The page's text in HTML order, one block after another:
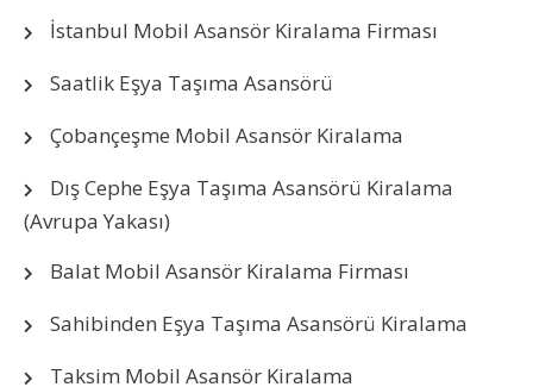
İstanbul Mobil Asansör Kiralama Firması
Saatlik Eşya Taşıma Asansörü
Çobançeşme Mobil Asansör Kiralama
Dış Cephe Eşya Taşıma Asansörü Kiralama
(Avrupa Yakası)
Balat Mobil Asansör Kiralama Firması
Sahibinden Eşya Taşıma Asansörü Kiralama
Taksim Mobil Asansör Kiralama